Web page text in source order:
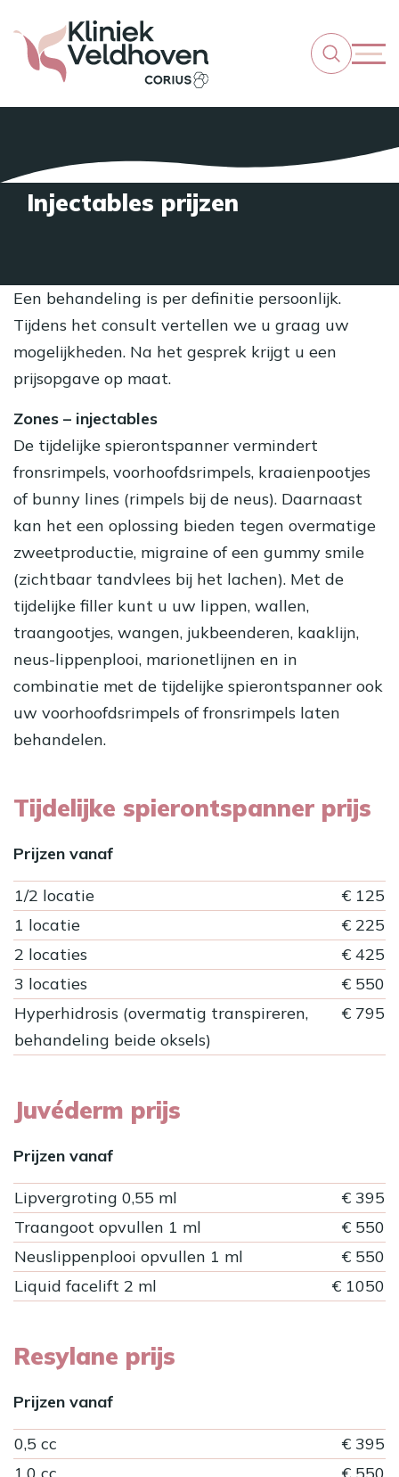
Injectables prijzen
Een behandeling is per definitie persoonlijk.
Tijdens het consult vertellen we u graag uw
mogelijkheden. Na het gesprek krijgt u een
prijsopgave op maat.
Zones – injectables
De tijdelijke spierontspanner vermindert
fronsrimpels, voorhoofdsrimpels, kraaienpootjes
of bunny lines (rimpels bij de neus). Daarnaast
kan het een oplossing bieden tegen overmatige
zweetproductie, migraine of een gummy smile
(zichtbaar tandvlees bij het lachen). Met de
tijdelijke filler kunt u uw lippen, wallen,
traangootjes, wangen, jukbeenderen, kaaklijn,
neus-lippenplooi, marionetlijnen en in
combinatie met de tijdelijke spierontspanner ook
uw voorhoofdsrimpels of fronsrimpels laten
behandelen.
Tijdelijke spierontspanner prijs
Prijzen vanaf
1/2 locatie
€ 125
1 locatie
€ 225
2 locaties
€ 425
3 locaties
€ 550
Hyperhidrosis (overmatig transpireren,
behandeling beide oksels)
€ 795
Juvéderm prijs
Prijzen vanaf
Lipvergroting 0,55 ml
€ 395
Traangoot opvullen 1 ml
€ 550
Neuslippenplooi opvullen 1 ml
€ 550
Liquid facelift 2 ml
€ 1050
Resylane prijs
Prijzen vanaf
0,5 cc
€ 395